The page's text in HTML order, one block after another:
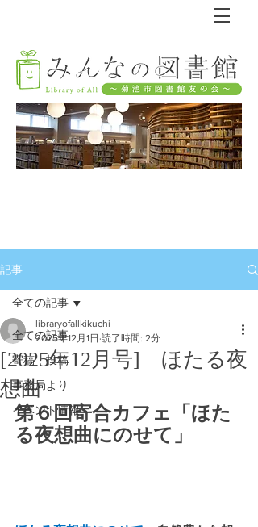
記事
全ての記事
寄稿・投稿
事務局より
イベント情報
全ての記事
[2025年12月号] ほたる夜
想曲
libraryofallkikuchi
2025年12月1日 読了時間: 2分
第６回寄合カフェ「ほた
る夜想曲にのせて」